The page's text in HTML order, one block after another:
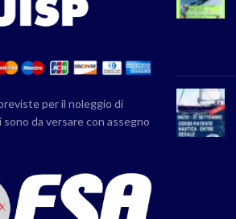
per il noleggio di
sono da versare con assegno